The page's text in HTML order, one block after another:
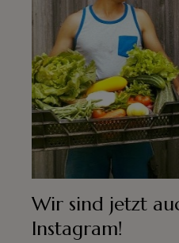
Wir sind jetzt
Instagram!